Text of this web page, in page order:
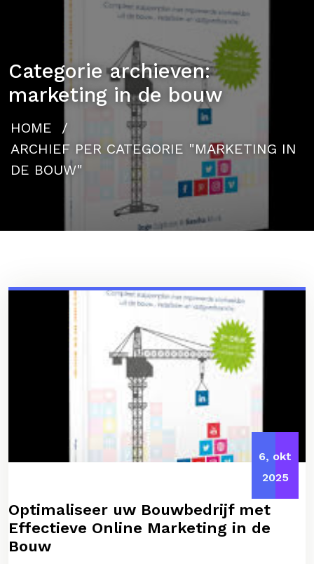
Categorie archieven:
marketing in de bouw
HOME /
ARCHIEF PER CATEGORIE "MARKETING IN
DE BOUW"
6, okt
2025
Optimaliseer uw Bouwbedrijf met
Effectieve Online Marketing in de
Bouw